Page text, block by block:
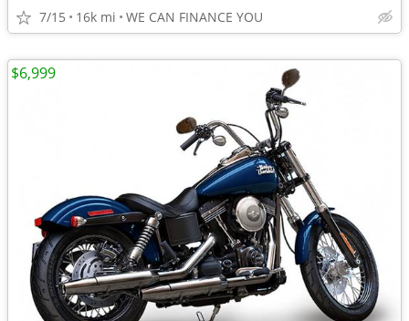
7/15 16k mi WE CAN FINANCE YOU
$6,999